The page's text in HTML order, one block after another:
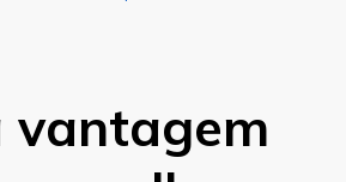
vantagem